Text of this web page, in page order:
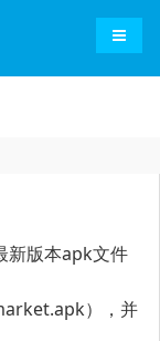
导航
新版本apk文件
），并